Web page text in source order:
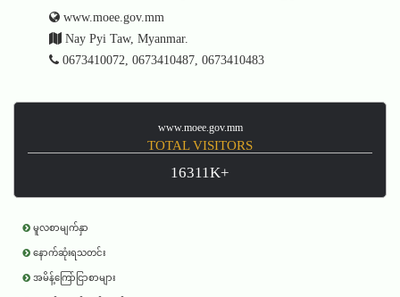
www.moee.gov.mm
Nay Pyi Taw, Myanmar.
0673410072, 0673410487, 0673410483
www.moee.gov.mm
TOTAL VISITORS
16311K+
မူလစာမျက်နှာ
နောက်ဆုံးရသတင်း
အမိန့်ကြော်ငြာစာများ